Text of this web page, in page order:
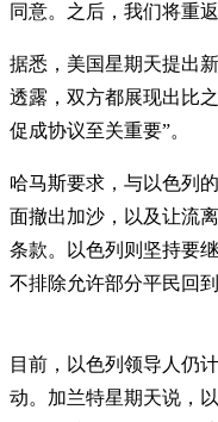
同意。之后，我们将重
据悉，美国星期天提出
透露，双方都展现出比
促成协议至关重要”。
哈马斯要求，与以色列
面撤出加沙，以及让流
条款。以色列则坚持要
不排除允许部分平民回到
目前，以色列领导人仍
动。加兰特星期天说，